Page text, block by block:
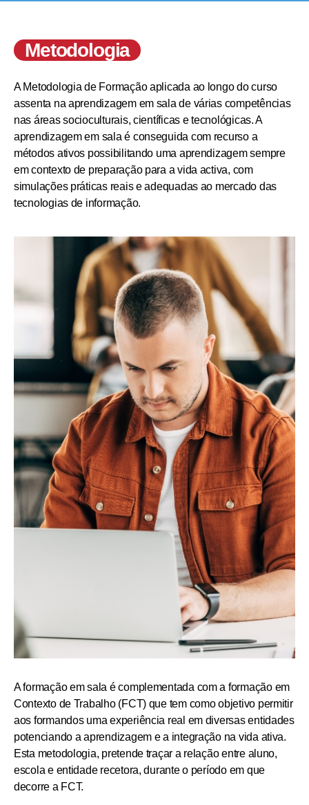
Metodologia
A Metodologia de Formação aplicada ao longo do curso
assenta na aprendizagem em sala de várias competências
nas áreas socioculturais, científicas e tecnológicas. A
aprendizagem em sala é conseguida com recurso a
métodos ativos possibilitando uma aprendizagem sempre
em contexto de preparação para a vida activa, com
simulações práticas reais e adequadas ao mercado das
tecnologias de informação.
A formação em sala é complementada com a formação em
Contexto de Trabalho (FCT) que tem como objetivo permitir
aos formandos uma experiência real em diversas entidades
potenciando a aprendizagem e a integração na vida ativa.
Esta metodologia, pretende traçar a relação entre aluno,
escola e entidade recetora, durante o período em que
decorre a FCT.